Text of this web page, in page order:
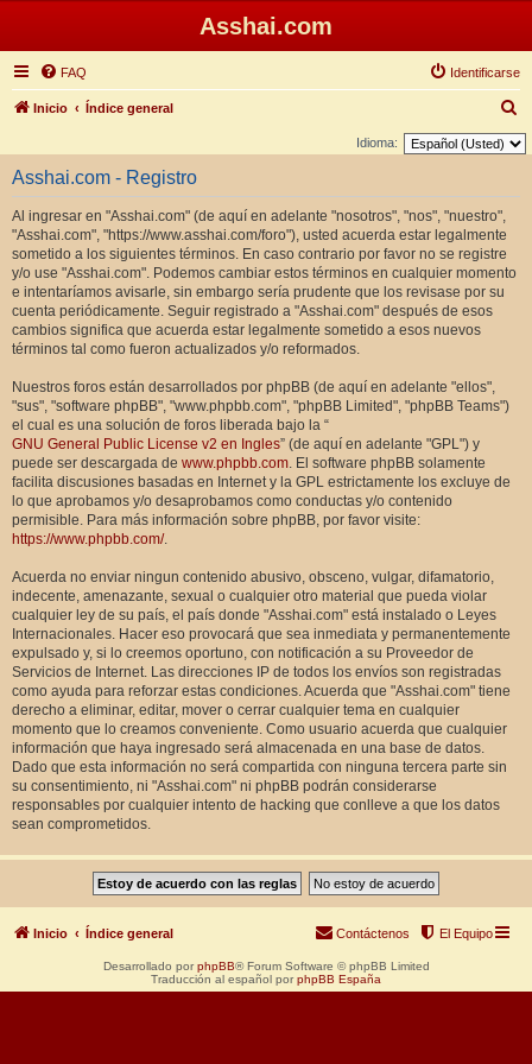
Asshai.com
FAQ Identificarse
Inicio Índice general
u
Idioma:
Asshai.com - Registro
Al ingresar en "Asshai.com" (de aquí en adelante "nosotros", "nos", "nuestro",
"Asshai.com", "https://www.asshai.com/foro"), usted acuerda estar legalmente
sometido a los siguientes términos. En caso contrario por favor no se registre
y/o use "Asshai.com". Podemos cambiar estos términos en cualquier momento
e intentaríamos avisarle, sin embargo sería prudente que los revisase por su
cuenta periódicamente. Seguir registrado a "Asshai.com" después de esos
cambios significa que acuerda estar legalmente sometido a esos nuevos
términos tal como fueron actualizados y/o reformados.
Nuestros foros están desarrollados por phpBB (de aquí en adelante "ellos",
"sus", "software phpBB", "www.phpbb.com", "phpBB Limited", "phpBB Teams")
el cual es una solución de foros liberada bajo la “
GNU General Public License v2 en Ingles” (de aquí en adelante "GPL") y
puede ser descargada de www.phpbb.com. El software phpBB solamente
facilita discusiones basadas en Internet y la GPL estrictamente los excluye de
lo que aprobamos y/o desaprobamos como conductas y/o contenido
permisible. Para más información sobre phpBB, por favor visite:
https://www.phpbb.com/.
Acuerda no enviar ningun contenido abusivo, obsceno, vulgar, difamatorio,
indecente, amenazante, sexual o cualquier otro material que pueda violar
cualquier ley de su país, el país donde "Asshai.com" está instalado o Leyes
Internacionales. Hacer eso provocará que sea inmediata y permanentemente
expulsado y, si lo creemos oportuno, con notificación a su Proveedor de
Servicios de Internet. Las direcciones IP de todos los envíos son registradas
como ayuda para reforzar estas condiciones. Acuerda que "Asshai.com" tiene
derecho a eliminar, editar, mover o cerrar cualquier tema en cualquier
momento que lo creamos conveniente. Como usuario acuerda que cualquier
información que haya ingresado será almacenada en una base de datos.
Dado que esta información no será compartida con ninguna tercera parte sin
su consentimiento, ni "Asshai.com" ni phpBB podrán considerarse
responsables por cualquier intento de hacking que conlleve a que los datos
sean comprometidos.
Inicio Índice general El Equipo
Contáctenos
Desarrollado por phpBB® Forum Software © phpBB Limited
Traducción al español por phpBB España